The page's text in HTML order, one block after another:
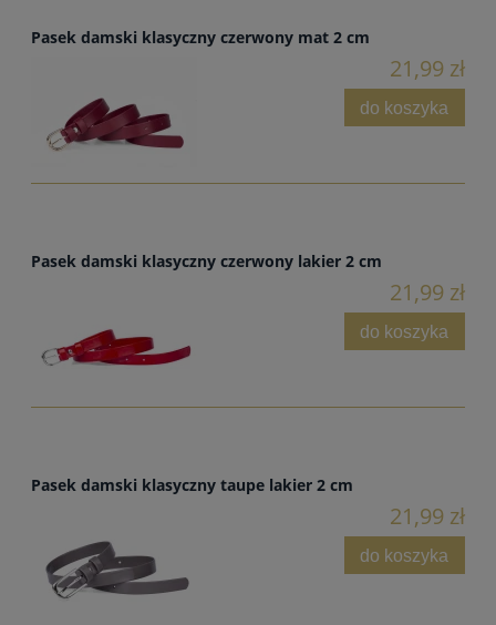
Pasek damski klasyczny czerwony mat 2 cm
21,99 zł
do koszyka
Pasek damski klasyczny czerwony lakier 2 cm
21,99 zł
do koszyka
Pasek damski klasyczny taupe lakier 2 cm
21,99 zł
do koszyka